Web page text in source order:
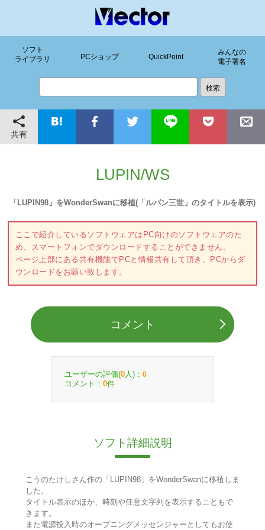
ソフト
ライブラリ
PCショップ QuickPoint
みんなの
電子署名
共有
LUPIN/WS
「LUPIN98」をWonderSwanに移植(「ルパン三世」のタイトルを表示)
ここで紹介しているソフトウェアはPC向けのソフトウェアのた
め、スマートフォンでダウンロードすることができません。
ページ上部にある共有機能でPCと情報共有して頂き、PCからダ
ウンロードをお願い致します。
コメント
ユーザーの評価(0 人)： 0
コメント： 0件
ソフト詳細説明
こうのたけしさん作の「LUPIN98」をWonderSwanに移植しま
した。
タイトル表示のほか、時刻や任意文字列を表示することもで
きます。
また電源投入時のオープニングメッセンジャーとしてもお使